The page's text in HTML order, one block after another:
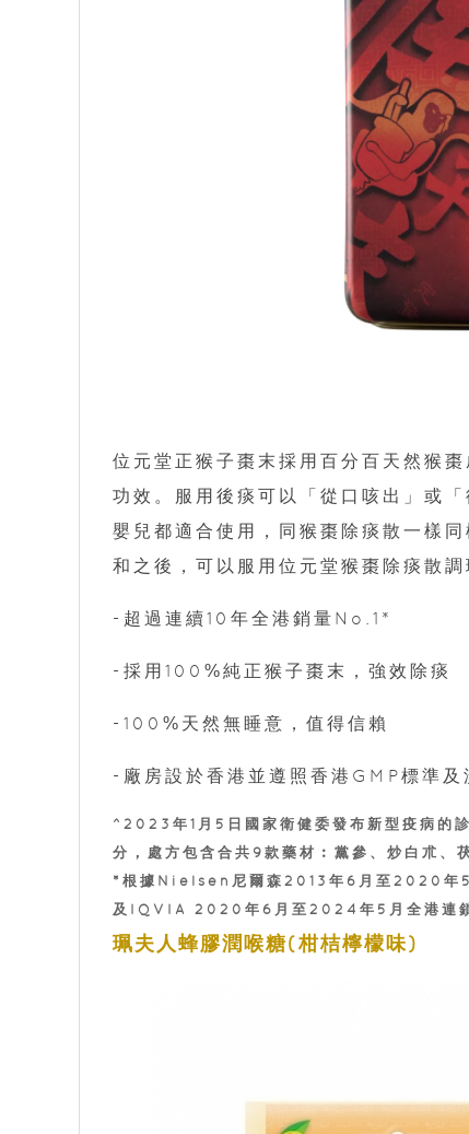
位元堂正猴子棗末採用百分百天然猴
功效。服用後痰可以「從口咳出」或
嬰兒都適合使用，同猴棗除痰散一樣
和之後，可以服用位元堂猴棗除痰散
-超過連續10年全港銷量No.1*
-採用100%純正猴子棗末，強效除痰
-100%天然無睡意，值得信賴
-廠房設於香港並遵照香港GMP標準
^2023年1月5日國家衛健委發布新型疫病的
分，處方包含合共9款藥材︰黨參、炒白朮、
*根據Nielsen尼爾森2013年6月至2020年5
及IQVIA 2020年6月至2024年5月全港連鎖
珮夫人蜂膠潤喉糖(柑桔檸檬味)